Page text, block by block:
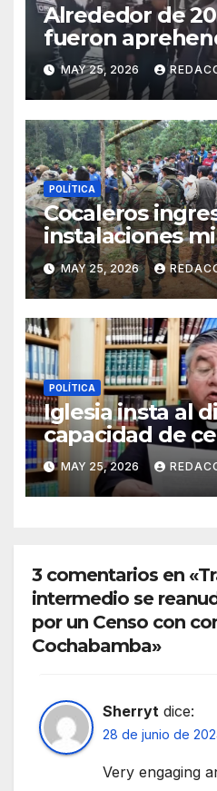
Alrededor de
fueron
gasifica e
manifestantes a
MAY 25, 2026
POLÍTICA
Cocaleros
instalaciones
Trópico: “No
estado de sitio”
MAY 25, 2026
POLÍTICA
Iglesia insta al
capacidad de
bien del país” y
disposición de
MAY 25, 2026
3 comentarios en
intermedio se
por un Censo con
Cochabamba»
Sherryt dice:
28 de junio de
Very engaging